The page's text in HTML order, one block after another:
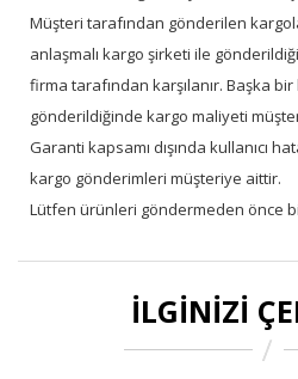
Müşteri tarafından gönderilen
anlaşmalı kargo şirketi ile
firma tarafından karşılanır. Başka
gönderildiğinde kargo maliyeti
Garanti kapsamı dışında kullanıcı
kargo gönderimleri müşteriye aittir.
Lütfen ürünleri göndermeden önce
İLGINIZI